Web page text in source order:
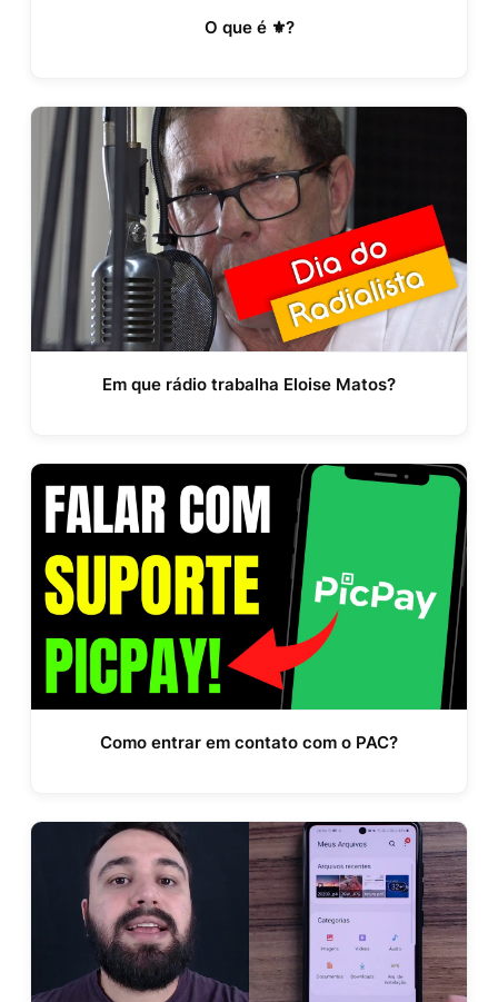
O que é ⚜?
Em que rádio trabalha Eloise Matos?
Como entrar em contato com o PAC?